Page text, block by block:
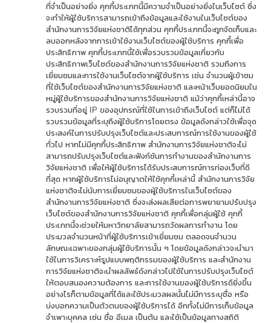
ที่จำเป็นอย่างยิ่ง คุกกี้ประเภทนี้มีความจำเป็นอย่างยิ่งในเว็บไซต์ ซึ่ง
จะทำให้ผู้ใช้บริการสามารถเข้าถึงข้อมูลและใช้งานในเว็บไซต์ของ
สำนักงานการวิจัยแห่งชาติได้ทุกส่วน คุกกี้ประเภทนี้จะถูกจัดเก็บและ
ลบออกหลังจากการเข้าใช้งานเว็บไซต์ของผู้ใช้บริการ คุกกี้เพื่อ
ประสิทธิภาพ คุกกี้ประเภทนี้ใช้เพื่อรวบรวมข้อมูลเกี่ยวกับ
ประสิทธิภาพเว็บไซต์ของสำนักงานการวิจัยแห่งชาติ รวมถึงการ
เยี่ยมชมและการใช้งานเว็บไซต์จากผู้ใช้บริการ เช่น จำนวนผู้เข้าชม
ที่ใช้เว็บไซต์ของสำนักงานการวิจัยแห่งชาติ และหน้าเว็บยอดนิยมใน
หมู่ผู้ใช้บริการของสำนักงานการวิจัยแห่งชาติ แม้ว่าคุกกี้เหล่านี้อาจ
รวบรวมที่อยู่ IP ของอุปกรณ์ที่ใช้ในการเข้าถึงเว็บไซต์ แต่ก็ไม่ได้
รวบรวมข้อมูลที่ระบุถึงผู้ใช้บริการโดยตรง ข้อมูลดังกล่าวใช้เพื่อจุด
ประสงค์ในการปรับปรุงเว็บไซต์และประสบการณ์การใช้งานของผู้ใช้
ทั่วไป หากไม่มีคุกกี้ประสิทธิภาพ สำนักงานการวิจัยแห่งชาติจะไม่
สามารถปรับปรุงเว็บไซต์และฟังก์ชันการทำงานของสำนักงานการ
วิจัยแห่งชาติ เพื่อให้ผู้ใช้บริการได้รับประสบการณ์การท่องเว็บที่ดี
ที่สุด หากผู้ใช้บริการไม่อนุญาตให้ใช้คุกกี้เหล่านี้ สำนักงานการวิจัย
แห่งชาติจะไม่นับการเยี่ยมชมของผู้ใช้บริการในเว็บไซต์ของ
สำนักงานการวิจัยแห่งชาติ ซึ่งจะส่งผลเสียต่อการพยายามปรับปรุง
เว็บไซต์ของสำนักงานการวิจัยแห่งชาติ คุกกี้เพื่อกลุ่มผู้ใช้ คุกกี้
ประเภทนี้จะช่วยให้มหาวิทยาลัยสามารถวัดผลการทำงาน โดย
ประมวลจำนวนหน้าที่ผู้ใช้บริการเข้าเยี่ยมชม ตลอดจนจำนวน
ลักษณะเฉพาะของกลุ่มผู้ใช้บริการนั้น ๆ โดยข้อมูลดังกล่าวจะนำมา
ใช้ในการวิเคราะห์รูปแบบพฤติกรรมของผู้ใช้บริการ และสำนักงาน
การวิจัยแห่งชาติจะนำผลลัพธ์ดังกล่าวไปใช้ในการปรับปรุงเว็บไซต์
ให้ตอบสนองความต้องการ และการใช้งานของผู้ใช้บริการดียิ่งขึ้น
อย่างไรก็ตามข้อมูลที่ได้และใช้ประมวลผลนั้นไม่มีการระบุชื่อ หรือ
บ่งบอกความเป็นตัวตนของผู้ใช้บริการได้ อีกทั้งไม่มีการเก็บข้อมูล
จำเพาะบุคคล เช่น ชื่อ อีเมล เป็นต้น และใช้เป็นข้อมูลทางสถิติ